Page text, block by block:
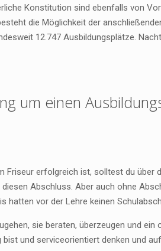
Konstitution sind ebenfalls von
die Möglichkeit der
12.747 Ausbildungsplätze.
um einen
Friseur erfolgreich ist, solltest du über
Abschluss. Aber auch ohne
hatten vor der Lehre keinen
sie beraten, überzeugen und ein
und serviceorientiert denken und